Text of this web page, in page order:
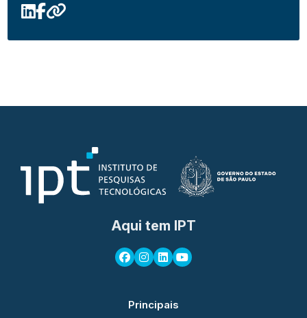
Aqui tem IPT
Principais